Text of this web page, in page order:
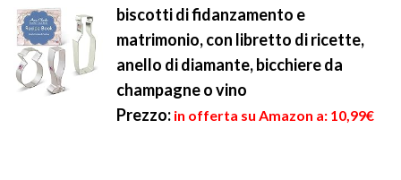
biscotti di fidanzamento e
matrimonio, con libretto di ricette,
anello di diamante, bicchiere da
champagne o vino
Prezzo: in offerta su Amazon a: 10,99€